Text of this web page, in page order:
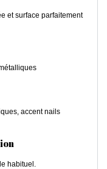
et surface parfaitement
accent nails
habituel.